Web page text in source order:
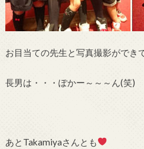
お目当ての先生と写真撮影ができ
長男は・・・ぽかー～～～ん(笑)
あとTakamiyaさんとも